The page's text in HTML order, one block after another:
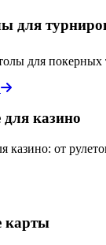
для
для покерных
казино
казино: от
карты